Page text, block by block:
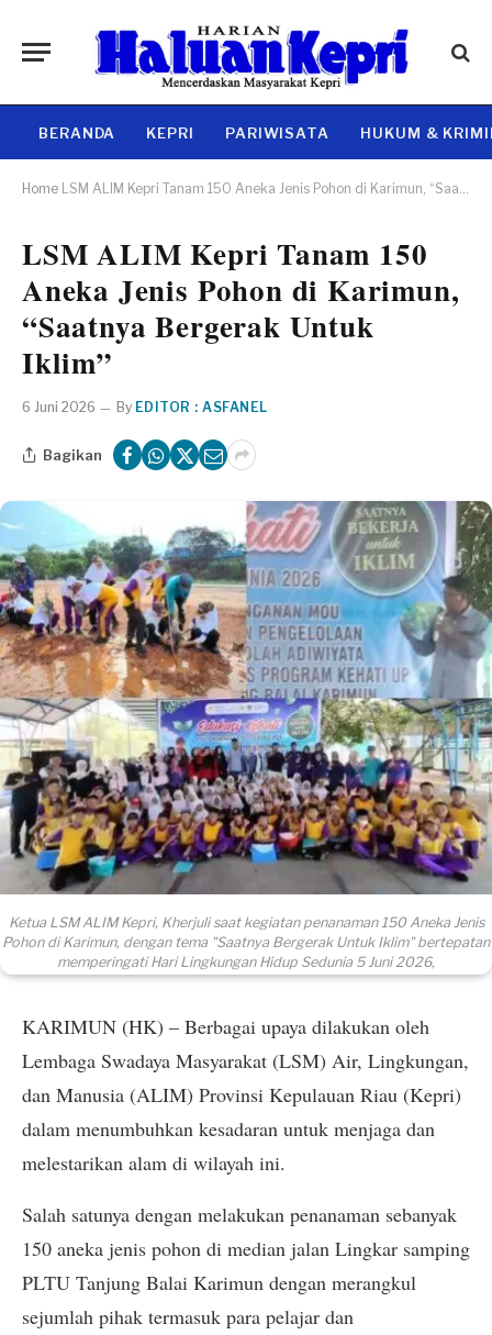
BERANDA KEPRI PARIWISATA HUKUM &
Home LSM ALIM Kepri Tanam 150 Aneka Jenis Pohon di Karimun, “Saatnya Bergerak Untuk Iklim”
LSM ALIM Kepri Tanam 150
Aneka Jenis Pohon di Karimun,
“Saatnya Bergerak Untuk
Iklim”
6 Juni 2026 By EDITOR : ASFANEL
Bagikan
Ketua LSM ALIM Kepri, Kherjuli saat kegiatan penanaman 150 Aneka Jenis
Pohon di Karimun, dengan tema "Saatnya Bergerak Untuk Iklim" bertepatan
memperingati Hari Lingkungan Hidup Sedunia 5 Juni 2026,
KARIMUN (HK) – Berbagai upaya dilakukan oleh
Lembaga Swadaya Masyarakat (LSM) Air, Lingkungan,
dan Manusia (ALIM) Provinsi Kepulauan Riau (Kepri)
dalam menumbuhkan kesadaran untuk menjaga dan
melestarikan alam di wilayah ini.
Salah satunya dengan melakukan penanaman sebanyak
150 aneka jenis pohon di median jalan Lingkar samping
PLTU Tanjung Balai Karimun dengan merangkul
sejumlah pihak termasuk para pelajar dan